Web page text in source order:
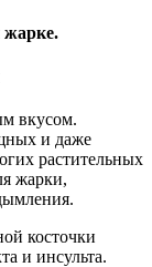
жарке.
вкусом.
и даже
растительных
жарки,
косточки
и инсульта.